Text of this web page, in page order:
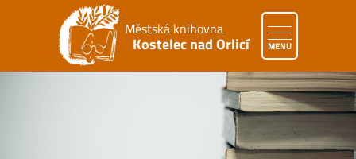
Městská knihovna
Kostelec nad Orlicí MENU